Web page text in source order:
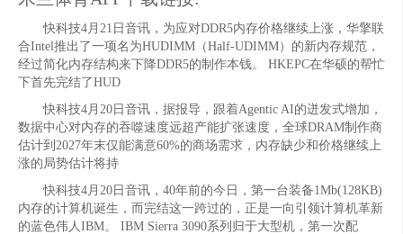
快科技4月21日音讯，为应对DDR5内存价格继续上涨，华擎联
合Intel推出了一项名为HUDIMM（Half-UDIMM）的新内存规范，
经过简化内存结构来下降DDR5的制作本钱。 HKEPC在华硕的帮忙
下首先完结了HUD
快科技4月20日音讯，据报导，跟着Agentic AI的迸发式增加，
数据中心对内存的吞噬速度远超产能扩张速度，全球DRAM制作商
估计到2027年末仅能满意60%的商场需求，内存缺少和价格继续上
涨的局势估计将持
快科技4月20日音讯，40年前的今日，第一台装备1Mb(128KB)
内存的计算机诞生，而完结这一跨过的，正是一向引领计算机革新
的蓝色伟人IBM。 IBM Sierra 3090系列归于大型机，第一次配